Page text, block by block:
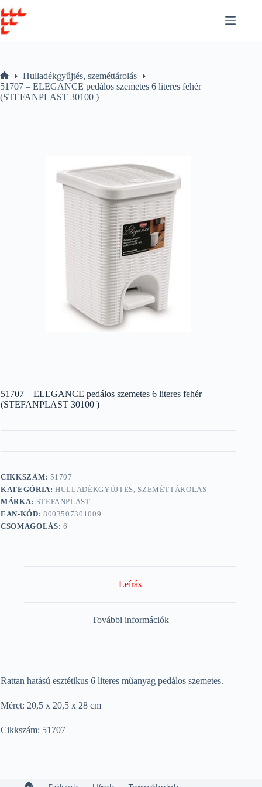
to
content
Home
Hulladékgyűjtés, szeméttárolás
51707 – ELEGANCE pedálos szemetes 6 literes fehér
(STEFANPLAST 30100 )
51707 – ELEGANCE pedálos szemetes 6 literes fehér
(STEFANPLAST 30100 )
CIKKSZÁM: 51707
KATEGÓRIA:HULLADÉKGYŰJTÉS, SZEMÉTTÁROLÁS
MÁRKA: STEFANPLAST
EAN-KÓD: 8003507301009
CSOMAGOLÁS: 6
Leírás
További információk
Rattan hatású esztétikus 6 literes műanyag pedálos szemetes.
Méret: 20,5 x 20,5 x 28 cm
Cikkszám: 51707